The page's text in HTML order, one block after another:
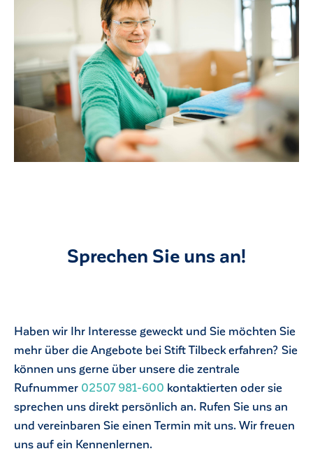
Sprechen Sie uns an!
Haben wir Ihr Interesse geweckt und Sie möchten Sie
mehr über die Angebote bei Stift Tilbeck erfahren? Sie
können uns gerne über unsere die zentrale
Rufnummer 02507 981-600 kontaktierten oder sie
sprechen uns direkt persönlich an. Rufen Sie uns an
und vereinbaren Sie einen Termin mit uns. Wir freuen
uns auf ein Kennenlernen.